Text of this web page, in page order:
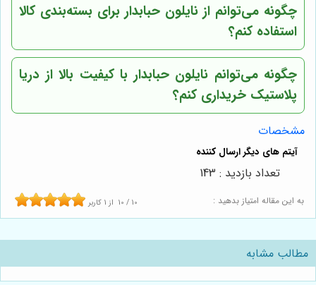
چگونه می‌توانم از نایلون حبابدار برای بسته‌بندی کالا
استفاده کنم؟
چگونه می‌توانم نایلون حبابدار با کیفیت بالا از دریا
پلاستیک خریداری کنم؟
مشخصات
به این مقاله امتیاز بدهید : 10 / 10 از 1 کاربر
تعداد بازدید : 143
مطالب مشابه